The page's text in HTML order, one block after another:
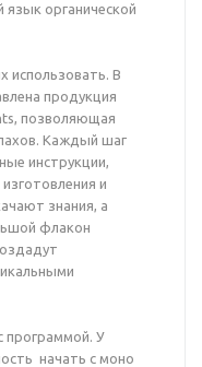
язык органической
использовать. В
продукция
позволяющая
Каждый шаг
инструкции,
и
знания, а
флакон
программой. У
начать с моно